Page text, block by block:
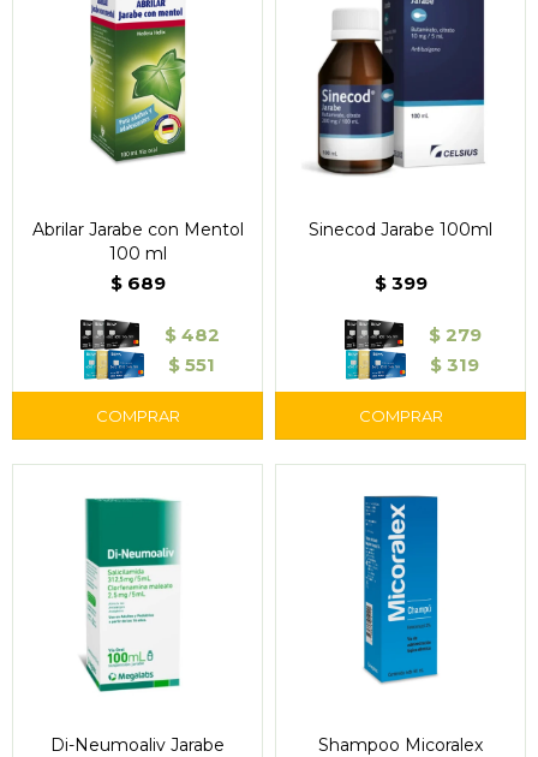
Abrilar Jarabe con Mentol
100 ml
$ 689
$ 482
$ 551
Sinecod Jarabe 100ml
$ 399
$ 279
$ 319
Di-Neumoaliv Jarabe
Shampoo Micoralex